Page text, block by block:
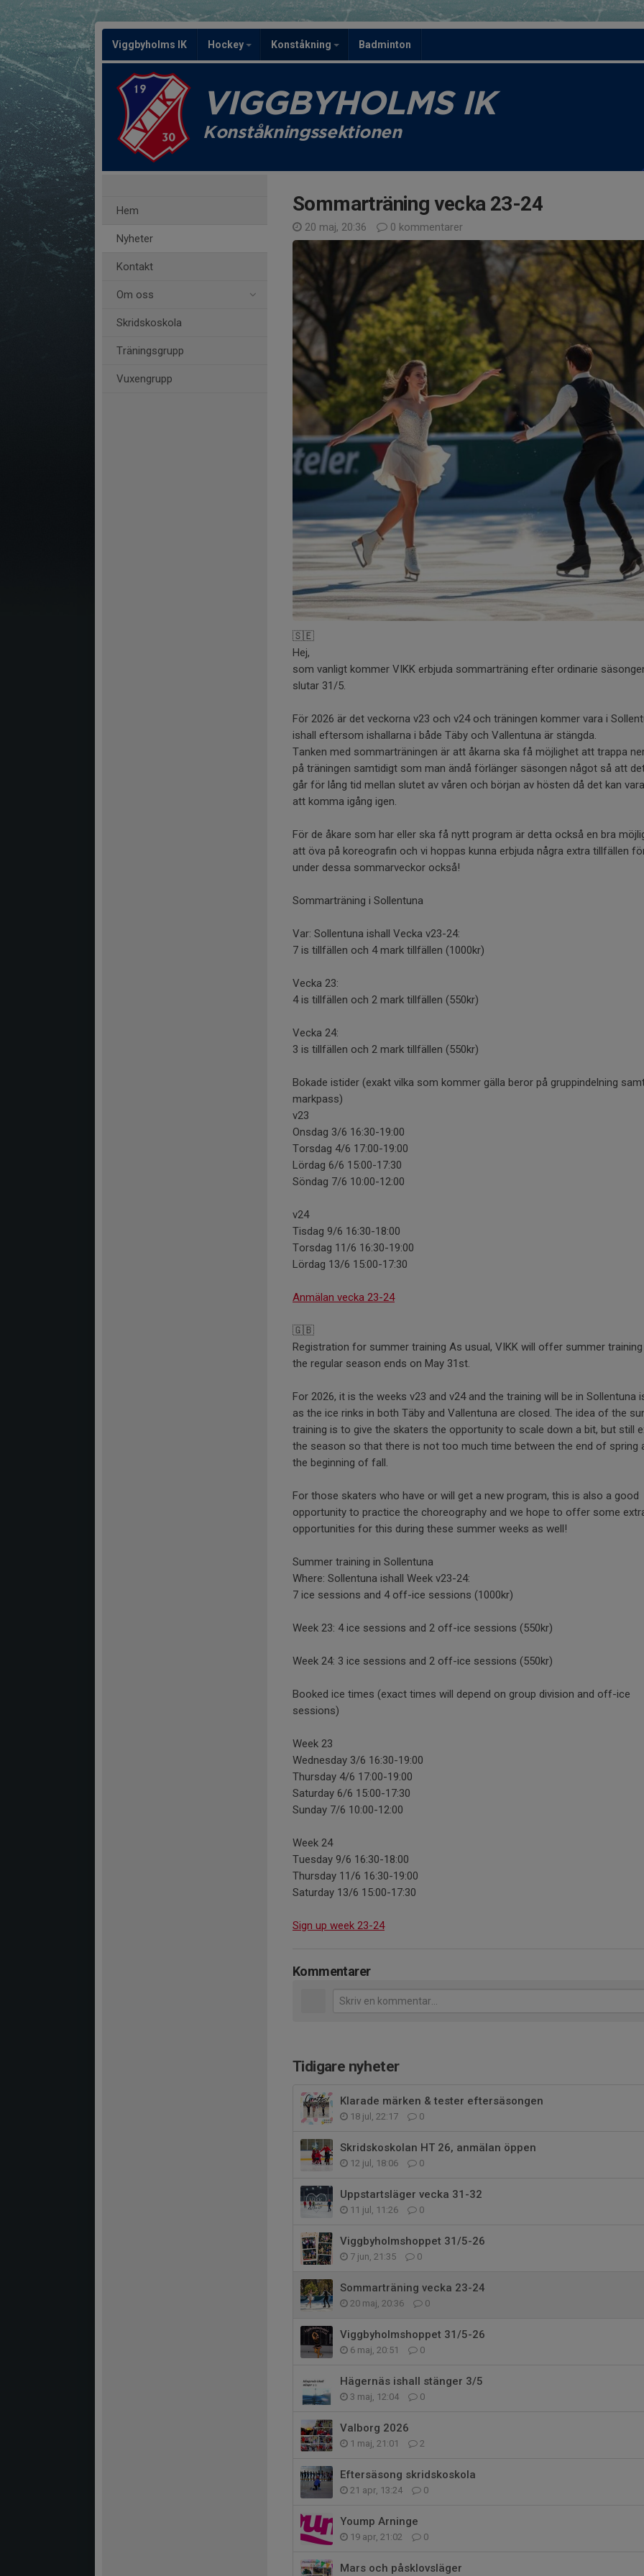
Viggbyholms IK Hockey Konståkning Badminton
VIGGBYHOLMS IK
Konståkningssektionen
Hem
Nyheter
Kontakt
Om oss
Skridskoskola
Träningsgrupp
Vuxengrupp
Sommarträning vecka 23-24
20 maj, 20:36 0 kommentarer
🇸🇪
Hej,
som vanligt kommer VIKK erbjuda sommarträning efter ordinarie
slutar 31/5.
För 2026 är det veckorna v23 och v24 och träningen kommer vara i
ishall eftersom ishallarna i både Täby och Vallentuna är stängda.
Tanken med sommarträningen är att åkarna ska få möjlighet att trappa
på träningen samtidigt som man ändå förlänger säsongen något så att
går för lång tid mellan slutet av våren och början av hösten då det kan
att komma igång igen.
För de åkare som har eller ska få nytt program är detta också en bra
att öva på koreografin och vi hoppas kunna erbjuda några extra tillfällen
under dessa sommarveckor också!
Sommarträning i Sollentuna
Var: Sollentuna ishall Vecka v23-24:
7 is tillfällen och 4 mark tillfällen (1000kr)
Vecka 23:
4 is tillfällen och 2 mark tillfällen (550kr)
Vecka 24:
3 is tillfällen och 2 mark tillfällen (550kr)
Bokade istider (exakt vilka som kommer gälla beror på gruppindelning
markpass)
v23
Onsdag 3/6 16:30-19:00
Torsdag 4/6 17:00-19:00
Lördag 6/6 15:00-17:30
Söndag 7/6 10:00-12:00
v24
Tisdag 9/6 16:30-18:00
Torsdag 11/6 16:30-19:00
Lördag 13/6 15:00-17:30
Anmälan vecka 23-24
🇬🇧
Registration for summer training As usual, VIKK will offer summer
the regular season ends on May 31st.
For 2026, it is the weeks v23 and v24 and the training will be in Sollentuna
as the ice rinks in both Täby and Vallentuna are closed. The idea of the
training is to give the skaters the opportunity to scale down a bit, but still
the season so that there is not too much time between the end of spring
the beginning of fall.
For those skaters who have or will get a new program, this is also a good
opportunity to practice the choreography and we hope to offer some
opportunities for this during these summer weeks as well!
Summer training in Sollentuna
Where: Sollentuna ishall Week v23-24:
7 ice sessions and 4 off-ice sessions (1000kr)
Week 23: 4 ice sessions and 2 off-ice sessions (550kr)
Week 24: 3 ice sessions and 2 off-ice sessions (550kr)
Booked ice times (exact times will depend on group division and off-ice
sessions)
Week 23
Wednesday 3/6 16:30-19:00
Thursday 4/6 17:00-19:00
Saturday 6/6 15:00-17:30
Sunday 7/6 10:00-12:00
Week 24
Tuesday 9/6 16:30-18:00
Thursday 11/6 16:30-19:00
Saturday 13/6 15:00-17:30
Sign up week 23-24
Kommentarer
Tidigare nyheter
Klarade märken & tester eftersäsongen
18 jul, 22:17 0
Skridskoskolan HT 26, anmälan öppen
12 jul, 18:06 0
Uppstartsläger vecka 31-32
11 jul, 11:26 0
Viggbyholmshoppet 31/5-26
7 jun, 21:35 0
Sommarträning vecka 23-24
20 maj, 20:36 0
Viggbyholmshoppet 31/5-26
6 maj, 20:51 0
Hägernäs ishall stänger 3/5
3 maj, 12:04 0
Valborg 2026
1 maj, 21:01 2
Eftersäsong skridskoskola
21 apr, 13:24 0
Yoump Arninge
19 apr, 21:02 0
Mars och påsklovsläger